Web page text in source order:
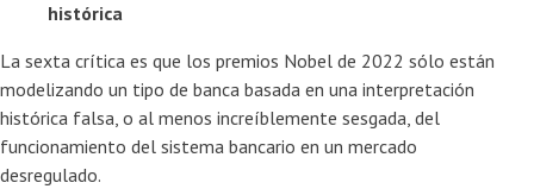
histórica
La sexta crítica es que los premios Nobel de 2022 sólo están
modelizando un tipo de banca basada en una interpretación
histórica falsa, o al menos increíblemente sesgada, del
funcionamiento del sistema bancario en un mercado
desregulado.